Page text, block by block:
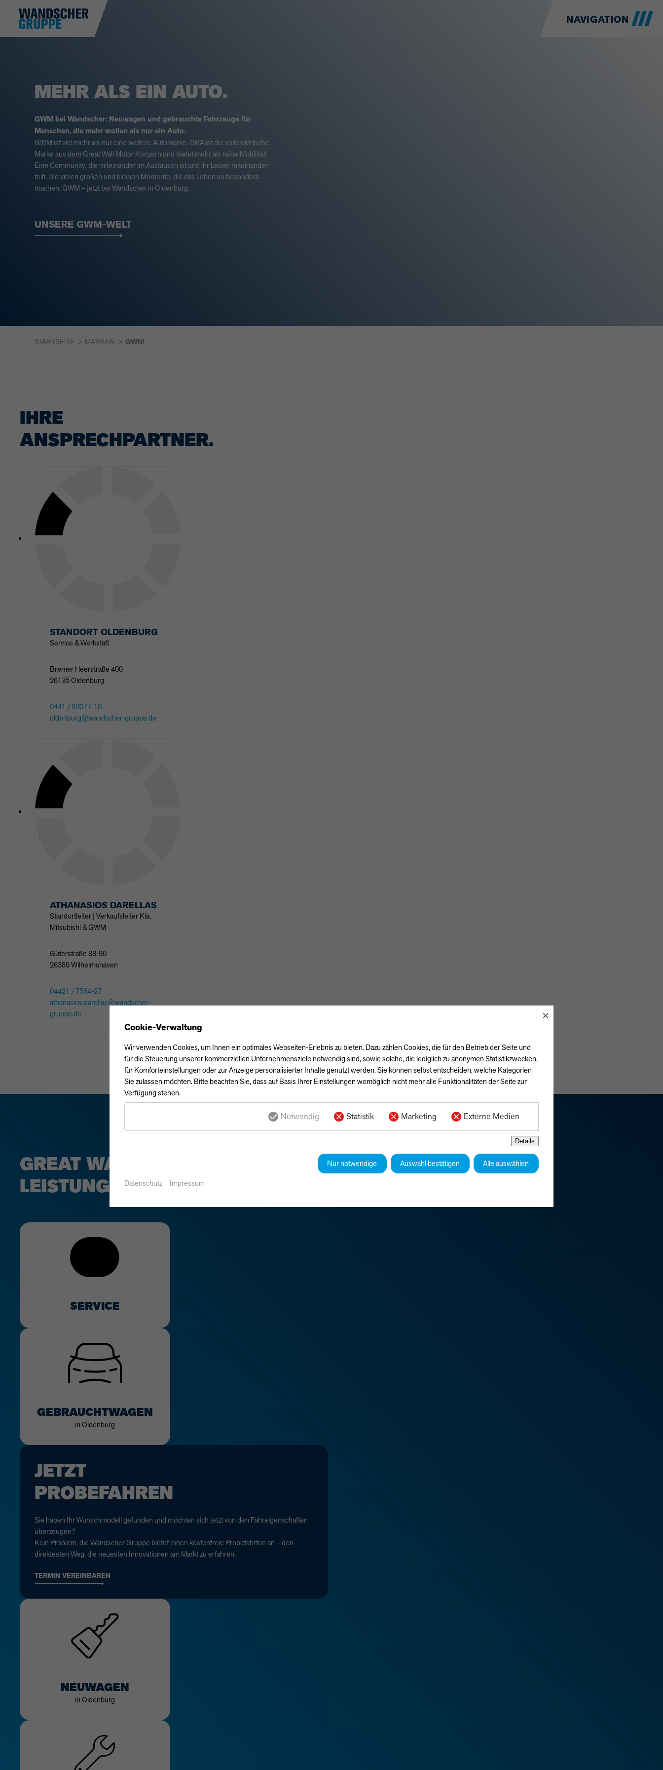
NAVIGATION
MEHR ALS EIN AUTO.
GWM bei Wandscher: Neuwagen und gebrauchte Fahrzeuge für
Menschen, die mehr wollen als nur ein Auto.
GWM ist viel mehr als nur eine weitere Automarke. ORA ist die vollelektrische
Marke aus dem Great Wall Motor Konzern und bietet mehr als reine Mobilität:
Eine Community, die miteinander im Austausch ist und ihr Leben miteinander
teilt. Die vielen großen und kleinen Momente, die das Leben so besonders
machen. GWM – jetzt bei Wandscher in Oldenburg.
UNSERE GWM-WELT
STARTSEITE MARKEN GWM
IHRE
ANSPRECHPARTNER.
STANDORTOLDENBURG
Service & Werkstatt
Bremer Heerstraße 400
26135Oldenburg
0441 / 92077-10
oldenburg@wandscher-gruppe.de
ATHANASIOS DARELLAS
Standortleiter | Verkaufsleiter Kia,
Mitsubishi & GWM
Güterstraße 88-90
26389Wilhelmshaven
04421 / 7564-27
athanasios.darellas@wandscher-
gruppe.de
GREAT WALL MOTORS
LEISTUNGEN.
SERVICE
GEBRAUCHTWAGEN
in Oldenburg
JETZT
PROBEFAHREN
Sie haben Ihr Wunschmodell gefunden und möchten sich jetzt von den Fahreigenschaften
überzeugen?
Kein Problem, die Wandscher Gruppe bietet Ihnen kostenfreie Probefahrten an – den
direktesten Weg, die neuesten Innovationen am Markt zu erfahren.
TERMIN VEREINBAREN
NEUWAGEN
in Oldenburg
Cookie-Verwaltung
×
Wir verwenden Cookies, um Ihnen ein optimales Webseiten-Erlebnis zu bieten. Dazu zählen Cookies, die für den Betrieb der Seite und
für die Steuerung unserer kommerziellen Unternehmensziele notwendig sind, sowie solche, die lediglich zu anonymen Statistikzwecken,
für Komforteinstellungen oder zur Anzeige personalisierter Inhalte genutzt werden. Sie können selbst entscheiden, welche Kategorien
Sie zulassen möchten. Bitte beachten Sie, dass auf Basis Ihrer Einstellungen womöglich nicht mehr alle Funktionalitäten der Seite zur
Verfügung stehen.
Notwendig Statistik Marketing Externe Medien
Details
Nur notwendige Auswahl bestätigen Alle auswählen
Datenschutz Impressum